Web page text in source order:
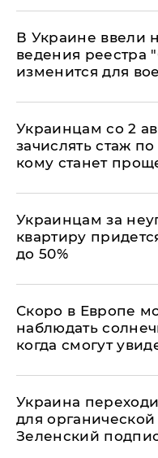
В Украине ввели
ведения реестра
изменится для
Украинцам со 2
зачислять стаж
кому станет
Украинцам за
квартиру
до 50%
Скоро в Европе
наблюдать
когда смогут
Украина
для
Зеленский